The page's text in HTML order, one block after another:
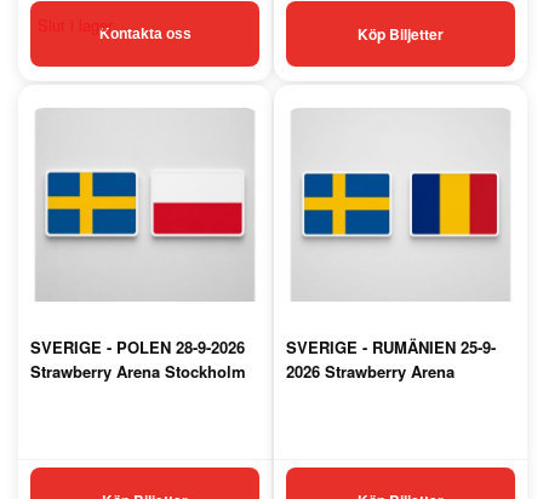
Kontakta oss Köp Biljetter
SVERIGE - POLEN 28-9-2026
Strawberry Arena Stockholm
SVERIGE - RUMÄNIEN 25-9-
2026 Strawberry Arena